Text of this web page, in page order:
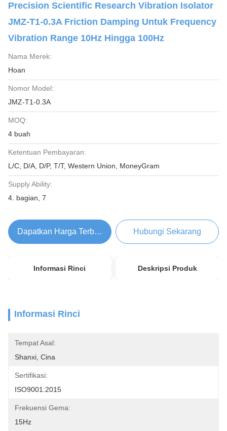
Precision Scientific Research Vibration Isolator
JMZ-T1-0.3A Friction Damping Untuk Frequency
Vibration Range 10Hz Hingga 100Hz
Nama Merek:
Hoan
Nomor Model:
JMZ-T1-0.3A
MOQ:
4 buah
Ketentuan Pembayaran:
L/C, D/A, D/P, T/T, Western Union, MoneyGram
Supply Ability:
4. bagian, 7
Dapatkan Harga Terbaik Hubungi Sekarang
Informasi Rinci Deskripsi Produk
Informasi Rinci
Tempat Asal:
Shanxi, Cina
Sertifikasi:
ISO9001:2015
Frekuensi Gema:
15Hz